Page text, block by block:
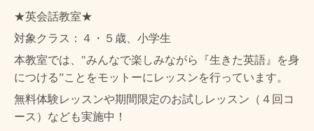
★英会話教室★
対象クラス：４・５歳、小学生
本教室では、"みんなで楽しみながら『生きた英語』を身
につける”ことをモットーにレッスンを行っています。
無料体験レッスンや期間限定のお試しレッスン（４回コ
ース）なども実施中！